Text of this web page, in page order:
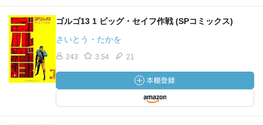
ゴルゴ13 1 ビッグ・セイフ作戦 (SPコミックス)
さいとう・たかを
243 3.54 21